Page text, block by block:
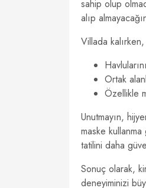
sahip olup
alıp
Villada
Ortak
Özellikle
Unutmayın,
maske
tatilini daha
Sonuç olarak,
deneyiminizi